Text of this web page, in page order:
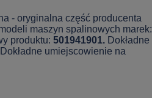
- oryginalna część producenta
maszyn spalinowych marek:
produktu:501941901. Dokładne
umiejscowienie na